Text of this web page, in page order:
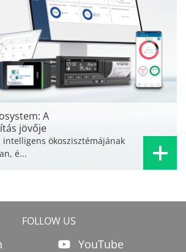
A
jövője
intelligens ökoszisztémájának
é...
FOLLOW US
YouTube